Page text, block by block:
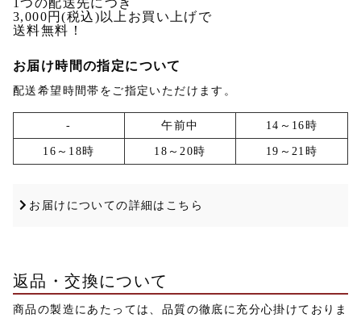
3,000円(税込) 以上お買い上げで
送料無料！
お届け時間の指定について
配送希望時間帯をご指定いただけます。
- 午前中 14～16時
16～18時 18～20時 19～21時
お届けについての詳細はこちら
返品・交換について
商品の製造にあたっては、品質の徹底に充分心掛けておりま